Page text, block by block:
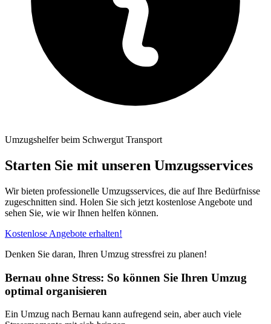
Umzugshelfer beim Schwergut Transport
Starten Sie mit unseren Umzugsservices
Wir bieten professionelle Umzugsservices, die auf Ihre Bedürfnisse
zugeschnitten sind. Holen Sie sich jetzt kostenlose Angebote und
sehen Sie, wie wir Ihnen helfen können.
Kostenlose Angebote erhalten!
Denken Sie daran, Ihren Umzug stressfrei zu planen!
Bernau ohne Stress: So können Sie Ihren Umzug
optimal organisieren
Ein Umzug nach Bernau kann aufregend sein, aber auch viele